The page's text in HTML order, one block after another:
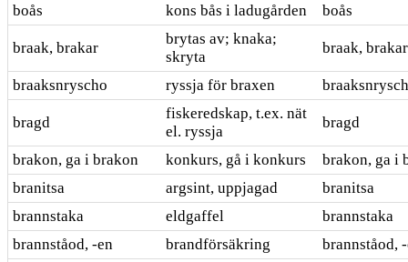
boås
kons bås i ladugården boås
braak, brakar
brytas av; knaka;
skryta
braak, brakar
braaksnryscho ryssja för braxen
bragd
fiskeredskap, t.ex. nät
el. ryssja
bragd
brakon, ga i brakon konkurs, gå i konkurs
brakon, ga i
branitsa
argsint, uppjagad
branitsa
brannstaka
eldgaffel
brannstaka
brannståod, -en
brandförsäkring brannståod,